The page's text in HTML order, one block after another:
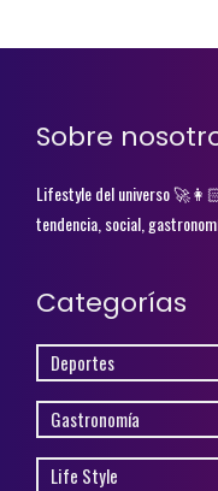
Sobre
Lifestyle del universo
tendencia, social,
Categorías
Deportes
Gastronomía
Life Style